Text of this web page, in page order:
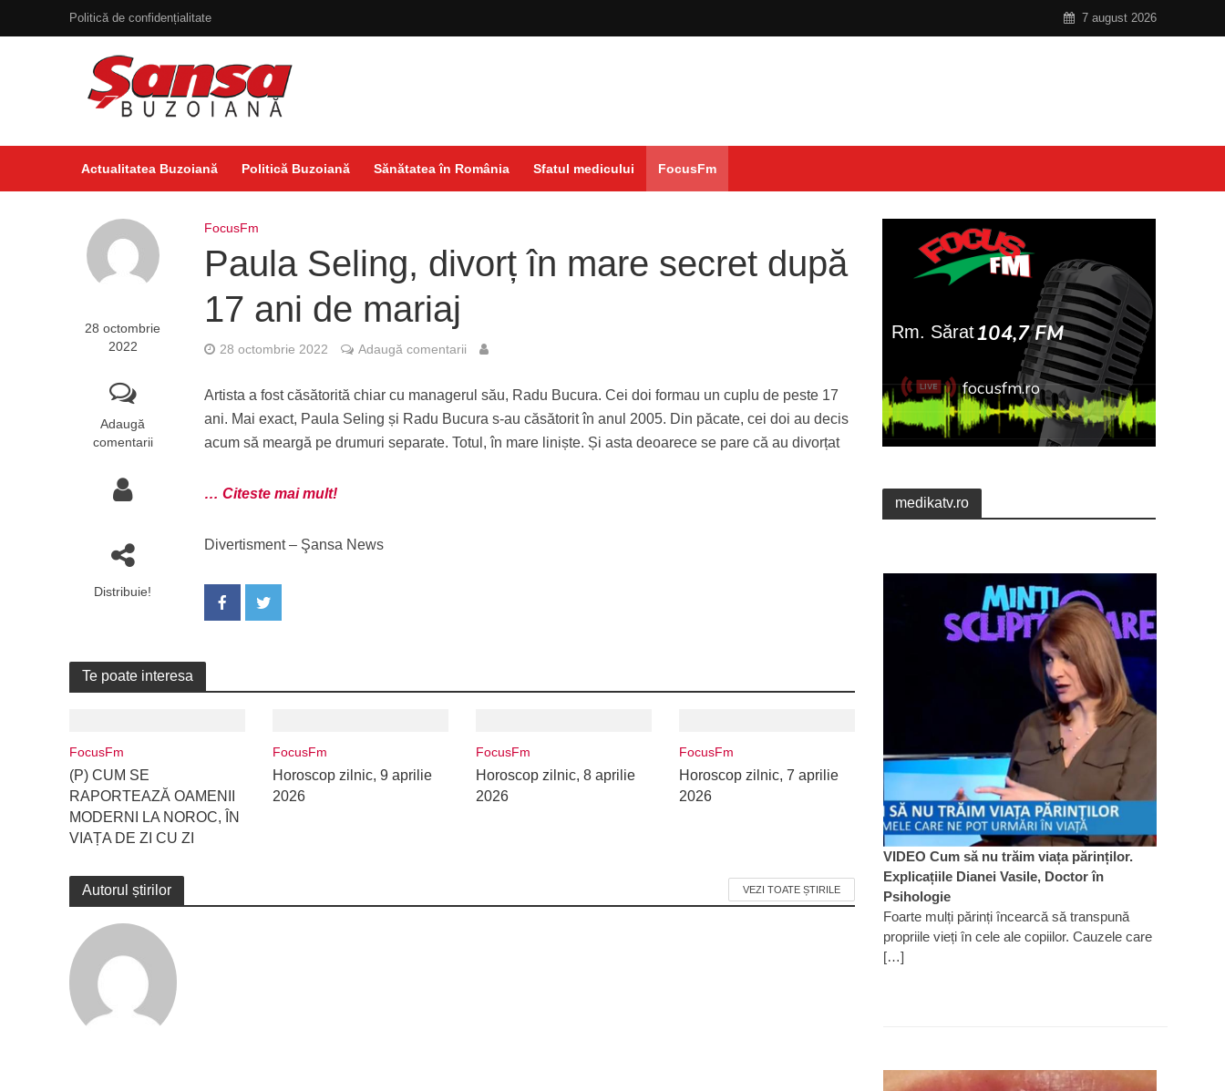
Politică de confidențialitate 7 august 2026
Actualitatea Buzoiană Politică Buzoiană Sănătatea în România Sfatul medicului FocusFm
28 octombrie
2022
Adaugă
comentarii
Distribuie!
FocusFm
Paula Seling, divorț în mare secret după
17 ani de mariaj
28 octombrie 2022 Adaugă comentarii
Artista a fost căsătorită chiar cu managerul său, Radu Bucura. Cei doi formau un cuplu de peste 17
ani. Mai exact, Paula Seling și Radu Bucura s-au căsătorit în anul 2005. Din păcate, cei doi au decis
acum să meargă pe drumuri separate. Totul, în mare liniște. Și asta deoarece se pare că au divorțat
… Citeste mai mult!
Divertisment – Şansa News
Te poate interesa
FocusFm
(P) CUM SE
RAPORTEAZĂ OAMENII
MODERNI LA NOROC, ÎN
VIAȚA DE ZI CU ZI
FocusFm
Horoscop zilnic, 9 aprilie
2026
FocusFm
Horoscop zilnic, 8 aprilie
2026
FocusFm
Horoscop zilnic, 7 aprilie
2026
Autorul știrilor VEZI TOATE ȘTIRILE
medikatv.ro
VIDEO Cum să nu trăim viața părinților.
Explicațiile Dianei Vasile, Doctor în
Psihologie
Foarte mulți părinți încearcă să transpună
propriile vieți în cele ale copiilor. Cauzele care
[…]